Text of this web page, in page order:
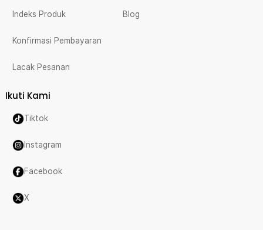
Indeks Produk
Konfirmasi Pembayaran
Lacak Pesanan
Blog
Ikuti Kami
Tiktok
Instagram
Facebook
X